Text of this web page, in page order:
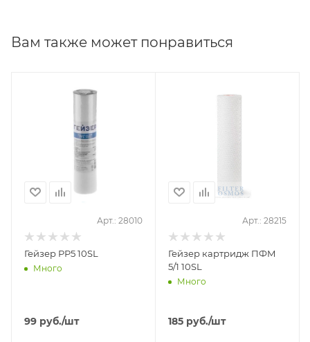
Вам также может понравиться
Арт.: 28010
Гейзер РР5 10SL
Много
99 руб./шт
Арт.: 28215
Гейзер картридж ПФМ
5/1 10SL
Много
185 руб./шт